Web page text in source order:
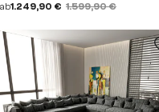
ab1.249,90 € 1.599,90 €